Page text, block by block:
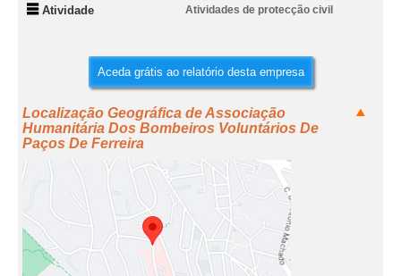
Atividade Atividades de protecção civil
Aceda grátis ao relatório desta empresa
Localização Geográfica de Associação
Humanitária Dos Bombeiros Voluntários De
Paços De Ferreira